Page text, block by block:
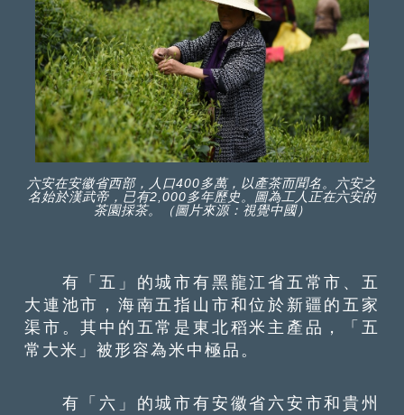
六安在安徽省西部，人口400多萬，以產茶而聞名。六安之
名始於漢武帝，已有2,000多年歷史。圖為工人正在六安的
茶園採茶。（圖片來源：視覺中國）
有「五」的城市有黑龍江省五常市、五
大連池市，海南五指山市和位於新疆的五家
渠市。其中的五常是東北稻米主產品，「五
常大米」被形容為米中極品。
有「六」的城市有安徽省六安市和貴州